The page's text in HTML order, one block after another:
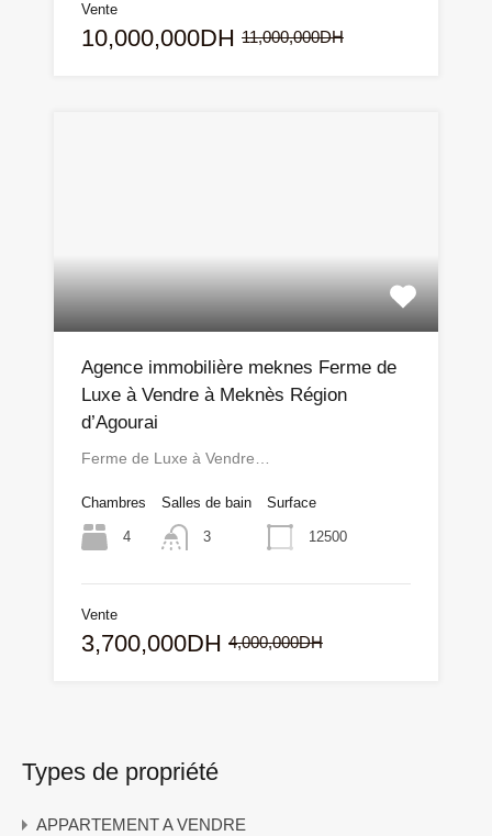
Vente
10,000,000DH 11,000,000DH
Agence immobilière meknes Ferme de
Luxe à Vendre à Meknès Région
d’Agourai
Ferme de Luxe à Vendre…
Chambres
4
Salles de bain
3
Surface
12500
Vente
3,700,000DH 4,000,000DH
Types de propriété
APPARTEMENT A VENDRE